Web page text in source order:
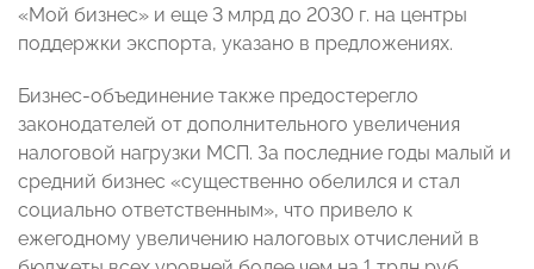
«Мой бизнес» и еще 3 млрд до 2030 г. на центры
поддержки экспорта, указано в предложениях.
Бизнес-объединение также предостерегло
законодателей от дополнительного увеличения
налоговой нагрузки МСП. За последние годы малый и
средний бизнес «существенно обелился и стал
социально ответственным», что привело к
ежегодному увеличению налоговых отчислений в